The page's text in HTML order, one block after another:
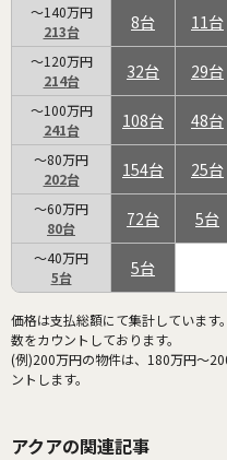
～140万円
213
8 11
～120万円
214
32 29
～100万円
241
108 48
～80万円
202
154 25
～60万円
80
72 5
～40万円
5
5
価格は支払総額にて集計していま
数をカウントしております。
(例)200万円の物件は、180万円～
ントします。
アクアの関連記事